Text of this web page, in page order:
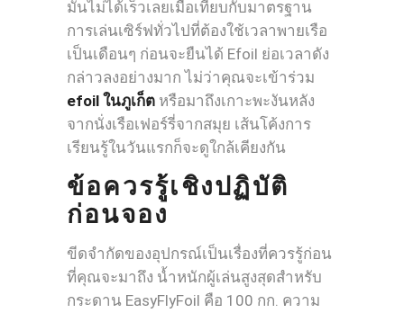
มันไม่ได้เร็วเลยเมื่อเทียบกับมาตรฐาน
การเล่นเซิร์ฟทั่วไปที่ต้องใช้เวลาพายเรือ
เป็นเดือนๆ ก่อนจะยืนได้ Efoil ย่อเวลาดัง
กล่าวลงอย่างมาก ไม่ว่าคุณจะเข้าร่วม
efoil ในภูเก็ต หรือมาถึงเกาะพะงันหลัง
จากนั่งเรือเฟอร์รี่จากสมุย เส้นโค้งการ
เรียนรู้ในวันแรกก็จะดูใกล้เคียงกัน
ข้อควรรู้เชิงปฏิบัติ
ก่อนจอง
ขีดจำกัดของอุปกรณ์เป็นเรื่องที่ควรรู้ก่อน
ที่คุณจะมาถึง น้ำหนักผู้เล่นสูงสุดสำหรับ
กระดาน EasyFlyFoil คือ 100 กก. ความ